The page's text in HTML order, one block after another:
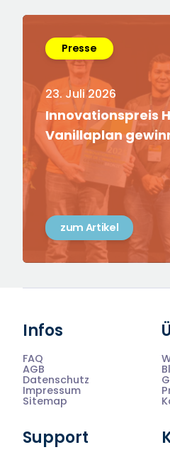
Presse
23. Juli 2026
Innovationspreis
Vanillaplan
zum Artikel
Infos
FAQ
AGB
Datenschutz
Impressum
Sitemap
Support